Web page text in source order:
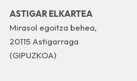
ASTIGAR ELKARTEA
Mirasol egoitza behea,
20115 Astigarraga
(GIPUZKOA)